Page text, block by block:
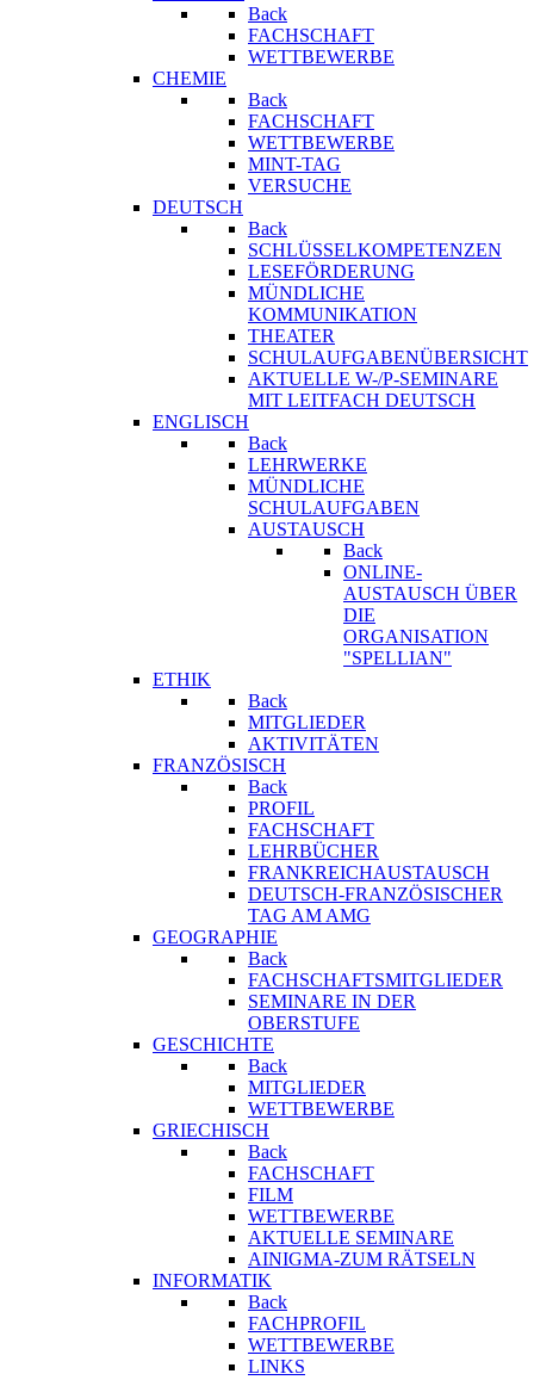
Back
FACHSCHAFT
WETTBEWERBE
CHEMIE
Back
FACHSCHAFT
WETTBEWERBE
MINT-TAG
VERSUCHE
DEUTSCH
Back
SCHLÜSSELKOMPETENZEN
LESEFÖRDERUNG
MÜNDLICHE
KOMMUNIKATION
THEATER
SCHULAUFGABENÜBERSICHT
AKTUELLE W-/P-SEMINARE
MIT LEITFACH DEUTSCH
ENGLISCH
Back
LEHRWERKE
MÜNDLICHE
SCHULAUFGABEN
AUSTAUSCH
Back
ONLINE-
AUSTAUSCH ÜBER
DIE
ORGANISATION
"SPELLIAN"
ETHIK
Back
MITGLIEDER
AKTIVITÄTEN
FRANZÖSISCH
Back
PROFIL
FACHSCHAFT
LEHRBÜCHER
FRANKREICHAUSTAUSCH
DEUTSCH-FRANZÖSISCHER
TAG AM AMG
GEOGRAPHIE
Back
FACHSCHAFTSMITGLIEDER
SEMINARE IN DER
OBERSTUFE
GESCHICHTE
Back
MITGLIEDER
WETTBEWERBE
GRIECHISCH
Back
FACHSCHAFT
FILM
WETTBEWERBE
AKTUELLE SEMINARE
AINIGMA-ZUM RÄTSELN
INFORMATIK
Back
FACHPROFIL
WETTBEWERBE
LINKS